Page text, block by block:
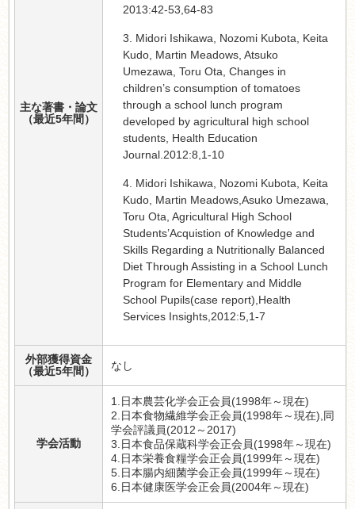
主な著書・論文
（最近5年間）
2013:42-53,64-83
3. Midori Ishikawa, Nozomi Kubota, Keita
Kudo, Martin Meadows, Atsuko
Umezawa, Toru Ota, Changes in
children’s consumption of tomatoes
through a school lunch program
developed by agricultural high school
students, Health Education
Journal.2012:8,1-10
4. Midori Ishikawa, Nozomi Kubota, Keita
Kudo, Martin Meadows,Asuko Umezawa,
Toru Ota, Agricultural High School
Students’Acquistion of Knowledge and
Skills Regarding a Nutritionally Balanced
Diet Through Assisting in a School Lunch
Program for Elementary and Middle
School Pupils(case report),Health
Services Insights,2012:5,1-7
外部獲得資金
（最近5年間）
なし
学会活動
1.日本農芸化学会正会員(1998年～現在)
2.日本食物繊維学会正会員(1998年～現在),同
学会評議員(2012～2017)
3.日本食品保蔵科学会正会員(1998年～現在)
4.日本栄養食糧学会正会員(1999年～現在)
5.日本腸内細菌学会正会員(1999年～現在)
6.日本健康医学会正会員(2004年～現在)